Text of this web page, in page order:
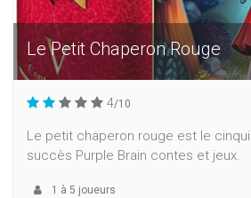
Le Petit Chaperon Rouge
4/10
Le petit chaperon rouge est le
succès Purple Brain contes et jeux.
1 à 5 joueurs